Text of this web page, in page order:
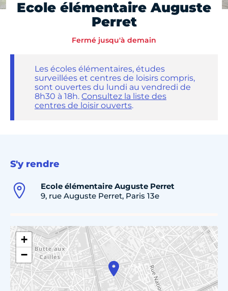
Ecole élémentaire Auguste
Perret
Fermé jusqu'à demain
Les écoles élémentaires, études
surveillées et centres de loisirs compris,
sont ouvertes du lundi au vendredi de
8h30 à 18h. Consultez la liste des
centres de loisir ouverts.
S'y rendre
Ecole élémentaire Auguste Perret
9, rue Auguste Perret, Paris 13e
+
−